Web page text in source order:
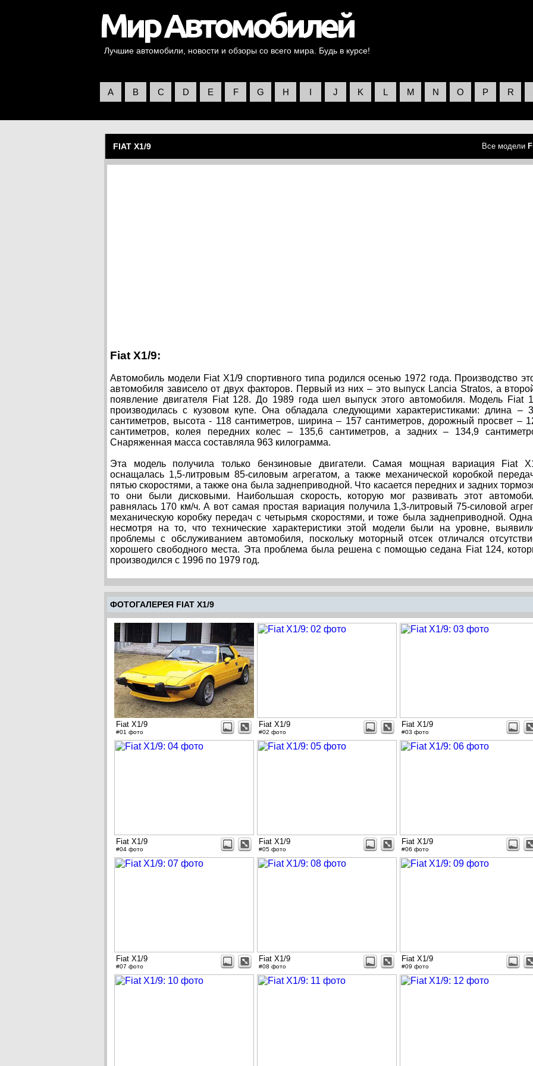
Лучшие автомобили, новости и обзоры со всего мира. Будь в курсе!
A B C D E F G H I J K L M N O P R
FIAT X1/9 Все модели
Fiat X1/9:
Автомобиль модели Fiat X1/9 спортивного типа родился осенью 1972 года. Производство
автомобиля зависело от двух факторов. Первый из них – это выпуск Lancia Stratos, а
появление двигателя Fiat 128. До 1989 года шел выпуск этого автомобиля. Модель Fiat
производилась с кузовом купе. Она обладала следующими характеристиками: длина –
сантиметров, высота - 118 сантиметров, ширина – 157 сантиметров, дорожный просвет –
сантиметров, колея передних колес – 135,6 сантиметров, а задних – 134,9
Снаряженная масса составляла 963 килограмма.
Эта модель получила только бензиновые двигатели. Самая мощная вариация Fiat
оснащалась 1,5-литровым 85-силовым агрегатом, а также механической коробкой
пятью скоростями, а также она была заднеприводной. Что касается передних и задних
то они были дисковыми. Наибольшая скорость, которую мог развивать этот
равнялась 170 км/ч. А вот самая простая вариация получила 1,3-литровый 75-силовой
механическую коробку передач с четырьмя скоростями, и тоже была заднеприводной.
несмотря на то, что технические характеристики этой модели были на уровне,
проблемы с обслуживанием автомобиля, поскольку моторный отсек отличался
хорошего свободного места. Эта проблема была решена с помощью седана Fiat 124,
производился с 1996 по 1979 год.
ФОТОГАЛЕРЕЯ FIAT X1/9
Fiat X1/9
#01 фото
Fiat X1/9
#02 фото
Fiat X1/9
#03 фото
Fiat X1/9
#04 фото
Fiat X1/9
#05 фото
Fiat X1/9
#06 фото
Fiat X1/9
#07 фото
Fiat X1/9
#08 фото
Fiat X1/9
#09 фото